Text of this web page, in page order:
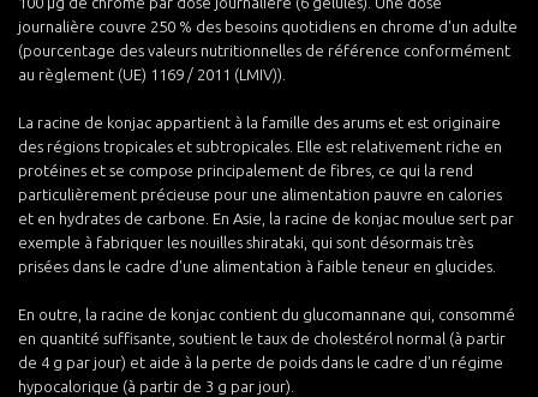
journalière couvre 250 % des besoins quotidiens en chrome d'un adulte
(pourcentage des valeurs nutritionnelles de référence conformément
au règlement (UE) 1169 / 2011 (LMIV)).
La racine de konjac appartient à la famille des arums et est originaire
des régions tropicales et subtropicales. Elle est relativement riche en
protéines et se compose principalement de fibres, ce qui la rend
particulièrement précieuse pour une alimentation pauvre en calories
et en hydrates de carbone. En Asie, la racine de konjac moulue sert par
exemple à fabriquer les nouilles shirataki, qui sont désormais très
prisées dans le cadre d'une alimentation à faible teneur en glucides.
En outre, la racine de konjac contient du glucomannane qui, consommé
en quantité suffisante, soutient le taux de cholestérol normal (à partir
de 4 g par jour) et aide à la perte de poids dans le cadre d'un régime
hypocalorique (à partir de 3 g par jour).